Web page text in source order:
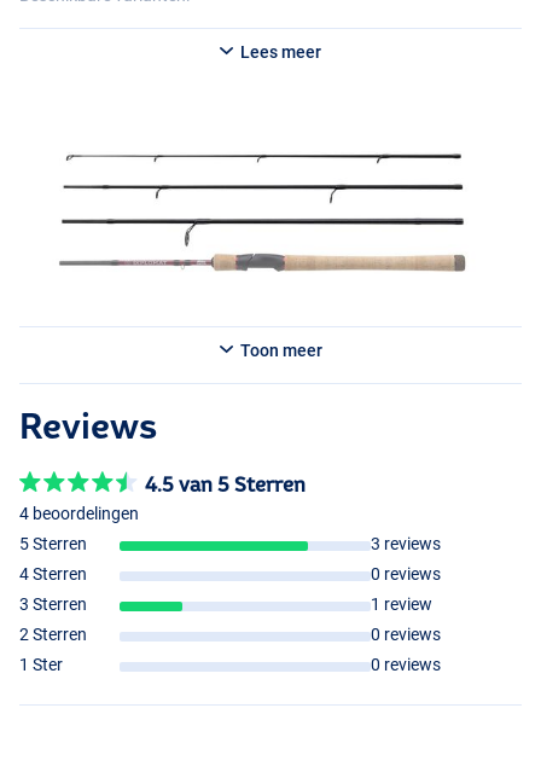
- Gewicht: 114g
- Aantal geleideogen: 7
Abu Garcia Diplomat V2 2,13m (5-21g)
- Aantal delen: 4
Abu Garcia Diplomat V2 2,29m (10-30g)
- Werpgewicht: 10-30g
- Aantal delen: 4
- Gewicht: 139g
- Aantal geleideogen: 7
Abu Garcia Diplomat V2 2,44m (5-21g)
- Lengte: 2,44m
- Aantal delen: 4
Lees meer
Toon meer
Reviews
4.5 van 5 Sterren
4 beoordelingen
5 Sterren
3 reviews
4 Sterren
0 reviews
3 Sterren
1 review
2 Sterren
0 reviews
1 Ster
0 reviews